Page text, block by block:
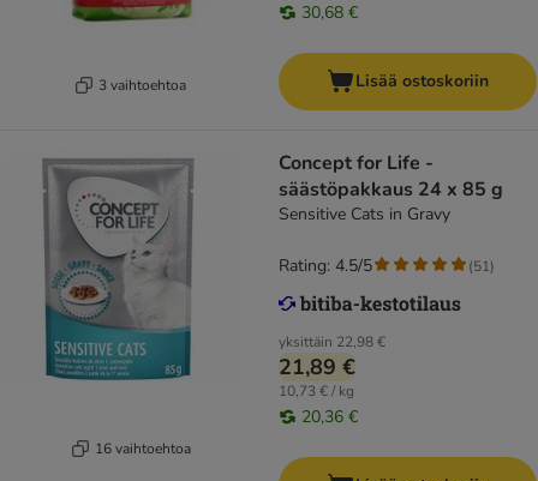
3 vaihtoehtoa
30,68 €
Lisää ostoskoriin
16 vaihtoehtoa
Concept for Life -
säästöpakkaus 24 x 85 g
Sensitive Cats in Gravy
yksittäin 22,98 €
21,89 €
10,73 € / kg
20,36 €
Rating: 4.5/5 (51)